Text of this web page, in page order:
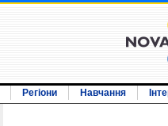
Регіони Навчання